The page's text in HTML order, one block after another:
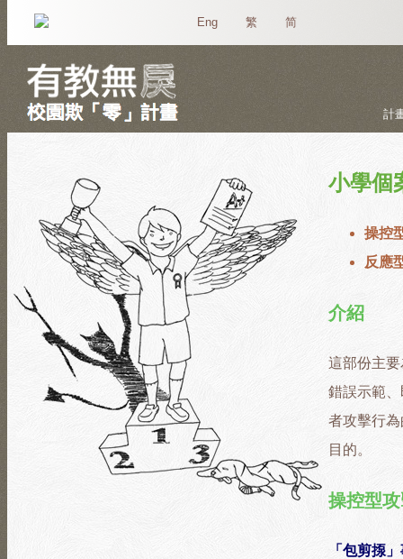
Eng 繁 简
計
小學個
操控
反應
介紹
這部份主
錯誤示範
者攻擊行
目的。
操控型
「包剪揼